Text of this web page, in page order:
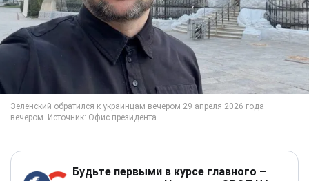
Будьте первыми в курсе главного –